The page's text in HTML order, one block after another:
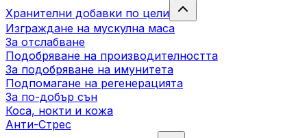
Хранителни добавки по цели
Изграждане на мускулна маса
За отслабване
Подобряване на производителността
За подобряване на имунитета
Подпомагане на регенерацията
За по-добър сън
Коса, нокти и кожа
Анти-Стрес